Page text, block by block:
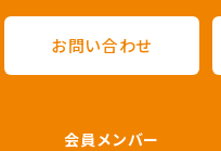
お問い合わせ
会員メンバー